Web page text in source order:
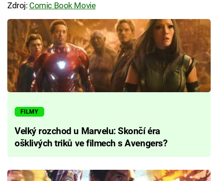
Zdroj: Comic Book Movie
FILMY
Velký rozchod u Marvelu: Skončí éra
ošklivých triků ve filmech s Avengers?